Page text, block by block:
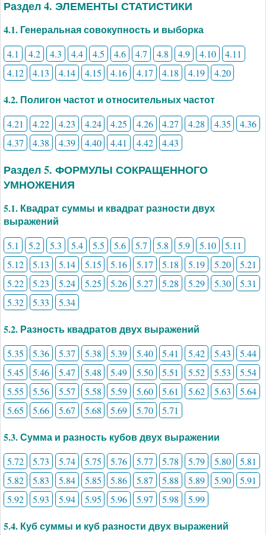
Раздел 4. ЭЛЕМЕНТЫ СТАТИСТИКИ
4.1. Генеральная совокупность и выборка
4.1 4.2 4.3 4.4 4.5 4.6 4.7 4.8 4.9 4.10
4.11
4.12
4.13 4.14 4.15 4.16 4.17 4.18 4.19 4.20
4.2. Полигон частот и относительных частот
4.21 4.22 4.23 4.24 4.25 4.26 4.27 4.28 4.35
4.36
4.37
4.38 4.39 4.40 4.41 4.42 4.43
Раздел 5. ФОРМУЛЫ СОКРАЩЕННОГО
УМНОЖЕНИЯ
5.1. Квадрат суммы и квадрат разности двух
выражений
5.1 5.2 5.3 5.4 5.5 5.6 5.7 5.8 5.9 5.10
5.11
5.12
5.13 5.14 5.15 5.16 5.17 5.18 5.19 5.20
5.21
5.22
5.23 5.24 5.25 5.26 5.27 5.28 5.29 5.30
5.31
5.32
5.33 5.34
5.2. Разность квадратов двух выражений
5.35 5.36 5.37 5.38 5.39 5.40 5.41 5.42 5.43
5.44
5.45
5.46 5.47 5.48 5.49 5.50 5.51 5.52 5.53
5.54
5.55
5.56 5.57 5.58 5.59 5.60 5.61 5.62 5.63
5.64
5.65
5.66 5.67 5.68 5.69 5.70 5.71
5.3. Сумма и разность кубов двух выражении
5.72 5.73 5.74 5.75 5.76 5.77 5.78 5.79 5.80
5.81
5.82
5.83 5.84 5.85 5.86 5.87 5.88 5.89 5.90
5.91
5.92
5.93 5.94 5.95 5.96 5.97 5.98 5.99
5.4. Куб суммы и куб разности двух выражений